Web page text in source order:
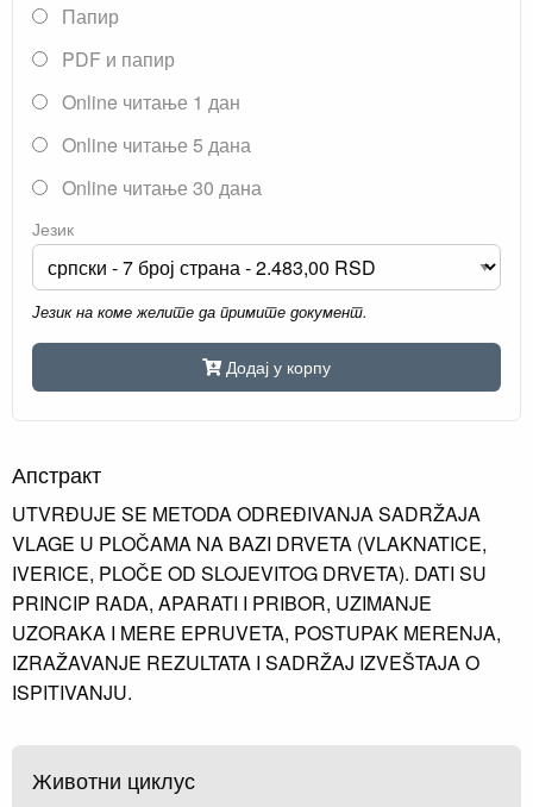
Папир
PDF и папир
Online читање 1 дан
Online читање 5 дана
Online читање 30 дана
Језик
Језик на коме желите да примите документ.
Додај у корпу
Апстракт
UTVRĐUJE SE METODA ODREĐIVANJA SADRŽAJA
VLAGE U PLOČAMA NA BAZI DRVETA (VLAKNATICE,
IVERICE, PLOČE OD SLOJEVITOG DRVETA). DATI SU
PRINCIP RADA, APARATI I PRIBOR, UZIMANJE
UZORAKA I MERE EPRUVETA, POSTUPAK MERENJA,
IZRAŽAVANJE REZULTATA I SADRŽAJ IZVEŠTAJA O
ISPITIVANJU.
Животни циклус